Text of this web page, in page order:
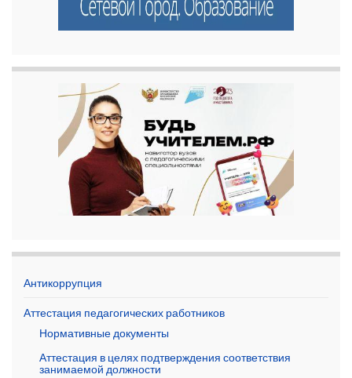
Антикоррупция
Аттестация педагогических работников
Нормативные документы
Аттестация в целях подтверждения соответствия
занимаемой должности